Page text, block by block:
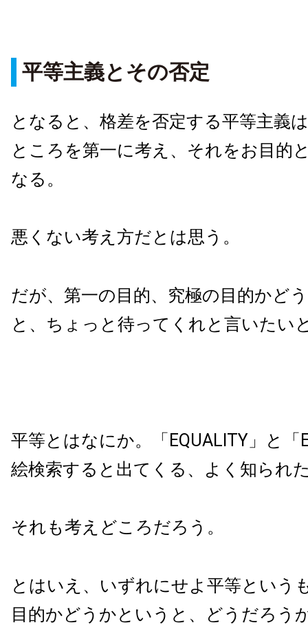
平等主義とその否定
となると、格差を否定する平等主義
ところを第一に考え、それをお目的
なる。
悪くない考え方だとは思う。
だが、第一の目的、究極の目的かど
と、ちょっと待ってくれと言いたい
平等とはなにか。「EQUALITY」と「
絵検索すると出てくる、よく知られ
それも考えどころだろう。
とはいえ、いずれにせよ平等という
目的かどうかというと、どうだろう